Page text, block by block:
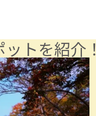
トを紹介